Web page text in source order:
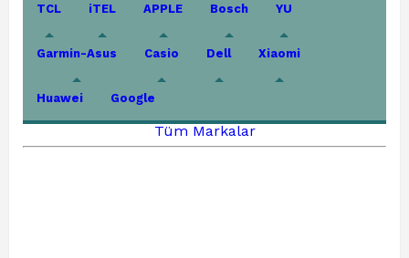
TCL iTEL APPLE Bosch YU
Garmin-Asus Casio Dell Xiaomi
Huawei Google
Tüm Markalar